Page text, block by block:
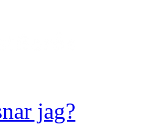
jag?